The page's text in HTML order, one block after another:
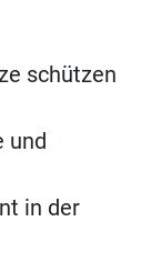
schützen
und
in der